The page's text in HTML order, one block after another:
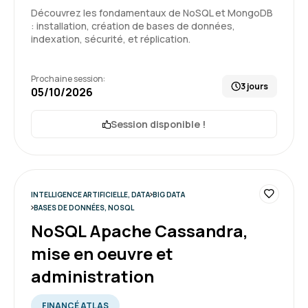
Formation : SQL : Les fondamentaux
très intéressante, bon équilibre entre la théorie
et la pratique
Formation : IA générative, travaillez 3 fois plus vite
Découvrez les fondamentaux de NoSQL et MongoDB
: installation, création de bases de données,
indexation, sécurité, et réplication.
Prochaine session:
05/10/2026 3 jours
Session disponible !
INTELLIGENCE ARTIFICIELLE, DATA BIG DATA
BASES DE DONNÉES, NOSQL
NoSQL Apache Cassandra,
mise en oeuvre et
administration
FINANCÉ ATLAS